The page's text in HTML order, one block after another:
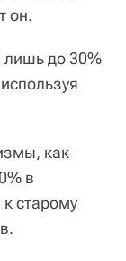
он.
лишь до 30%
как
в
старому